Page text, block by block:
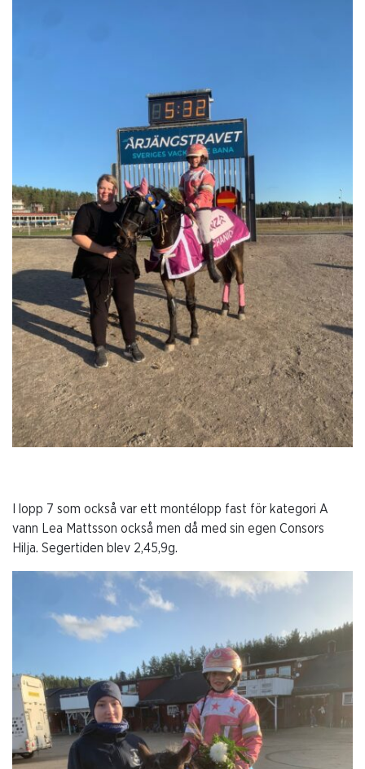
I lopp 7 som också var ett montélopp fast för kategori A
vann Lea Mattsson också men då med sin egen Consors
Hilja. Segertiden blev 2,45,9g.